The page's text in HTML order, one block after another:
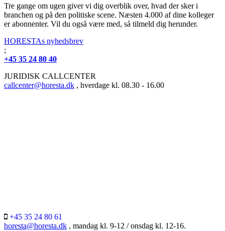
Tre gange om ugen giver vi dig overblik over, hvad der sker i
branchen og på den politiske scene. Næsten 4.000 af dine kolleger
er abonnenter. Vil du også være med, så tilmeld dig herunder.
HORESTAs nyhedsbrev
;
+45 35 24 80 40
JURIDISK CALLCENTER
callcenter@horesta.dk , hverdage kl. 08.30 - 16.00
+45 35 24 80 61
horesta@horesta.dk , mandag kl. 9-12 / onsdag kl. 12-16.